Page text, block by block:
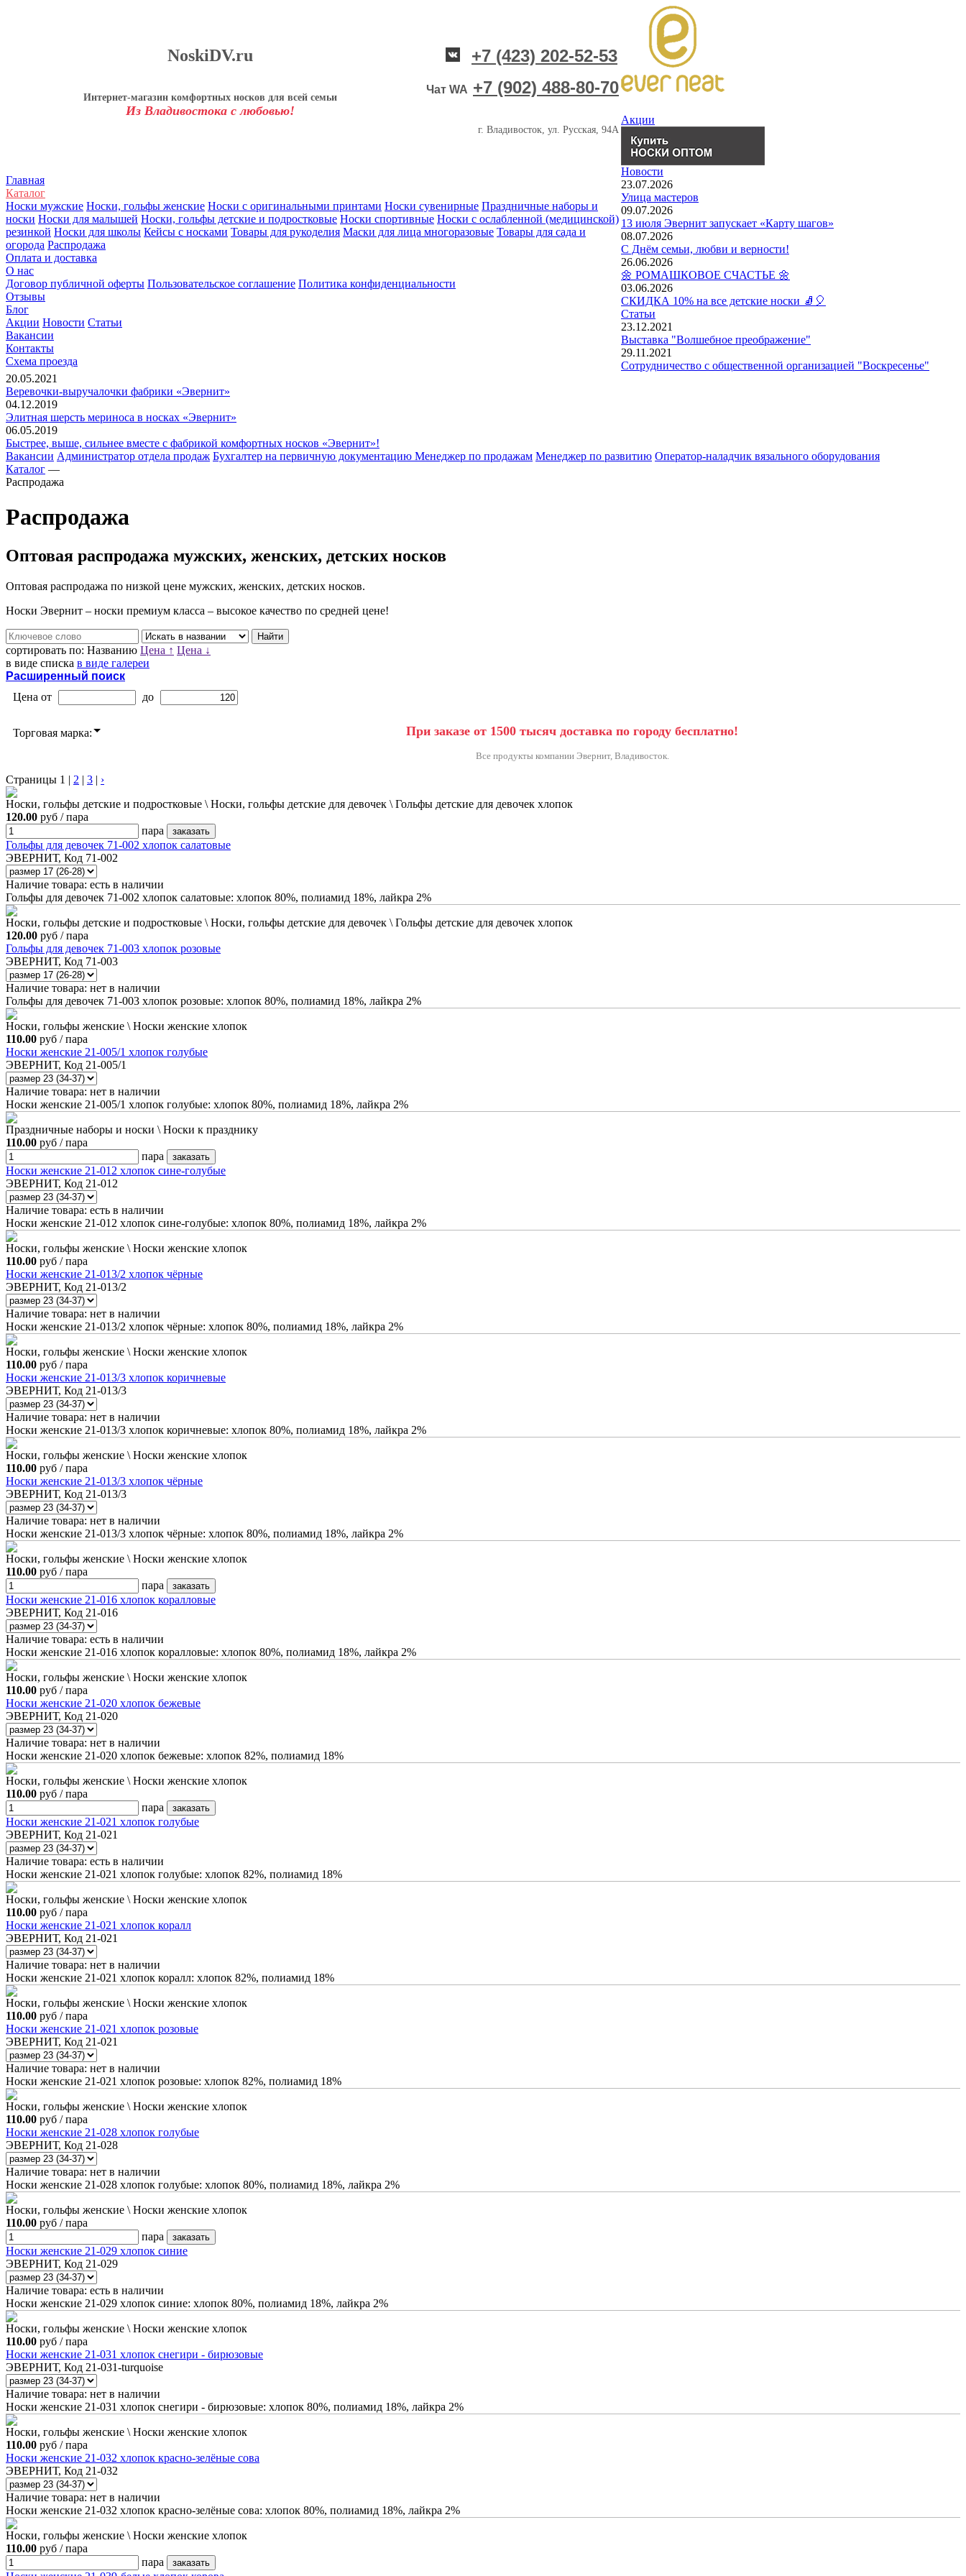
NoskiDV.ru
Интернет-магазин комфортных носков для всей семьи
Из Владивостока с любовью!
+7 (423) 202-52-53
Чат WA +7 (902) 488-80-70
г. Владивосток, ул. Русская, 94А
Главная
Каталог
Носки мужские Носки, гольфы женские Носки с оригинальными принтами Носки сувенирные Праздничные наборы и
носки Носки для малышей Носки, гольфы детские и подростковые Носки спортивные Носки с ослабленной (медицинской)
резинкой Носки для школы Кейсы с носками Товары для рукоделия Маски для лица многоразовые Товары для сада и
огорода Распродажа
Оплата и доставка
О нас
Договор публичной оферты Пользовательское соглашение Политика конфиденциальности
Отзывы
Блог
Акции Новости Статьи
Вакансии
Контакты
Схема проезда
Акции
Новости
23.07.2026
Улица мастеров
09.07.2026
13 июля Эвернит запускает «Карту шагов»
08.07.2026
С Днём семьи, любви и верности!
26.06.2026
🌼 РОМАШКОВОЕ СЧАСТЬЕ 🌼
03.06.2026
СКИДКА 10% на все детские носки 🧦🎈
Статьи
23.12.2021
Выставка "Волшебное преображение"
29.11.2021
Сотрудничество с общественной организацией "Воскресенье"
20.05.2021
Веревочки-выручалочки фабрики «Эвернит»
04.12.2019
Элитная шерсть мериноса в носках «Эвернит»
06.05.2019
Быстрее, выше, сильнее вместе с фабрикой комфортных носков «Эвернит»!
Вакансии Администратор отдела продаж Бухгалтер на первичную документацию Менеджер по продажам Менеджер по развитию Оператор-наладчик вязального оборудования
Каталог —
Распродажа
Распродажа
Оптовая распродажа мужских, женских, детских носков
Оптовая распродажа по низкой цене мужских, женских, детских носков.
Носки Эвернит – носки премиум класса – высокое качество по средней цене!
сортировать по: Названию Цена ↑ Цена ↓
в виде списка в виде галереи
Расширенный поиск
Цена от
до
Торговая марка: При заказе от 1500 тысяч доставка по городу бесплатно!
Все продукты компании Эвернит, Владивосток.
Страницы 1 | 2 | 3 | ›
Носки, гольфы детские и подростковые \ Носки, гольфы детские для девочек \ Гольфы детские для девочек хлопок
120.00 руб / пара
пара
Гольфы для девочек 71-002 хлопок салатовые
ЭВЕРНИТ, Код 71-002
Наличие товара: есть в наличии
Гольфы для девочек 71-002 хлопок салатовые: хлопок 80%, полиамид 18%, лайкра 2%
Носки, гольфы детские и подростковые \ Носки, гольфы детские для девочек \ Гольфы детские для девочек хлопок
120.00 руб / пара
Гольфы для девочек 71-003 хлопок розовые
ЭВЕРНИТ, Код 71-003
Наличие товара: нет в наличии
Гольфы для девочек 71-003 хлопок розовые: хлопок 80%, полиамид 18%, лайкра 2%
Носки, гольфы женские \ Носки женские хлопок
110.00 руб / пара
Носки женские 21-005/1 хлопок голубые
ЭВЕРНИТ, Код 21-005/1
Наличие товара: нет в наличии
Носки женские 21-005/1 хлопок голубые: хлопок 80%, полиамид 18%, лайкра 2%
Праздничные наборы и носки \ Носки к празднику
110.00 руб / пара
пара
Носки женские 21-012 хлопок сине-голубые
ЭВЕРНИТ, Код 21-012
Наличие товара: есть в наличии
Носки женские 21-012 хлопок сине-голубые: хлопок 80%, полиамид 18%, лайкра 2%
Носки, гольфы женские \ Носки женские хлопок
110.00 руб / пара
Носки женские 21-013/2 хлопок чёрные
ЭВЕРНИТ, Код 21-013/2
Наличие товара: нет в наличии
Носки женские 21-013/2 хлопок чёрные: хлопок 80%, полиамид 18%, лайкра 2%
Носки, гольфы женские \ Носки женские хлопок
110.00 руб / пара
Носки женские 21-013/3 хлопок коричневые
ЭВЕРНИТ, Код 21-013/3
Наличие товара: нет в наличии
Носки женские 21-013/3 хлопок коричневые: хлопок 80%, полиамид 18%, лайкра 2%
Носки, гольфы женские \ Носки женские хлопок
110.00 руб / пара
Носки женские 21-013/3 хлопок чёрные
ЭВЕРНИТ, Код 21-013/3
Наличие товара: нет в наличии
Носки женские 21-013/3 хлопок чёрные: хлопок 80%, полиамид 18%, лайкра 2%
Носки, гольфы женские \ Носки женские хлопок
110.00 руб / пара
пара
Носки женские 21-016 хлопок коралловые
ЭВЕРНИТ, Код 21-016
Наличие товара: есть в наличии
Носки женские 21-016 хлопок коралловые: хлопок 80%, полиамид 18%, лайкра 2%
Носки, гольфы женские \ Носки женские хлопок
110.00 руб / пара
Носки женские 21-020 хлопок бежевые
ЭВЕРНИТ, Код 21-020
Наличие товара: нет в наличии
Носки женские 21-020 хлопок бежевые: хлопок 82%, полиамид 18%
Носки, гольфы женские \ Носки женские хлопок
110.00 руб / пара
пара
Носки женские 21-021 хлопок голубые
ЭВЕРНИТ, Код 21-021
Наличие товара: есть в наличии
Носки женские 21-021 хлопок голубые: хлопок 82%, полиамид 18%
Носки, гольфы женские \ Носки женские хлопок
110.00 руб / пара
Носки женские 21-021 хлопок коралл
ЭВЕРНИТ, Код 21-021
Наличие товара: нет в наличии
Носки женские 21-021 хлопок коралл: хлопок 82%, полиамид 18%
Носки, гольфы женские \ Носки женские хлопок
110.00 руб / пара
Носки женские 21-021 хлопок розовые
ЭВЕРНИТ, Код 21-021
Наличие товара: нет в наличии
Носки женские 21-021 хлопок розовые: хлопок 82%, полиамид 18%
Носки, гольфы женские \ Носки женские хлопок
110.00 руб / пара
Носки женские 21-028 хлопок голубые
ЭВЕРНИТ, Код 21-028
Наличие товара: нет в наличии
Носки женские 21-028 хлопок голубые: хлопок 80%, полиамид 18%, лайкра 2%
Носки, гольфы женские \ Носки женские хлопок
110.00 руб / пара
пара
Носки женские 21-029 хлопок синие
ЭВЕРНИТ, Код 21-029
Наличие товара: есть в наличии
Носки женские 21-029 хлопок синие: хлопок 80%, полиамид 18%, лайкра 2%
Носки, гольфы женские \ Носки женские хлопок
110.00 руб / пара
Носки женские 21-031 хлопок снегири - бирюзовые
ЭВЕРНИТ, Код 21-031-turquoise
Наличие товара: нет в наличии
Носки женские 21-031 хлопок снегири - бирюзовые: хлопок 80%, полиамид 18%, лайкра 2%
Носки, гольфы женские \ Носки женские хлопок
110.00 руб / пара
Носки женские 21-032 хлопок красно-зелёные сова
ЭВЕРНИТ, Код 21-032
Наличие товара: нет в наличии
Носки женские 21-032 хлопок красно-зелёные сова: хлопок 80%, полиамид 18%, лайкра 2%
Носки, гольфы женские \ Носки женские хлопок
110.00 руб / пара
пара